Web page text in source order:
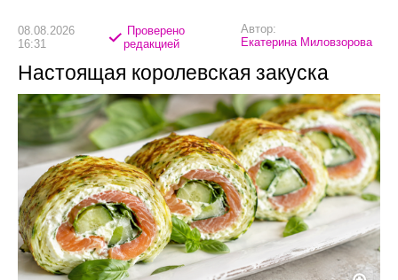
08.08.2026
16:31
Проверено
редакцией
Автор:
Екатерина Миловзорова
Настоящая королевская закуска